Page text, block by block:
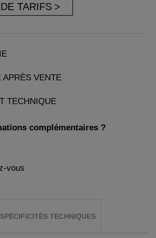
TARIFS
APRÈS VENTE
TECHNIQUE
complémentaires ?
vous
SPÉCIFICITÉS TECHNIQUES